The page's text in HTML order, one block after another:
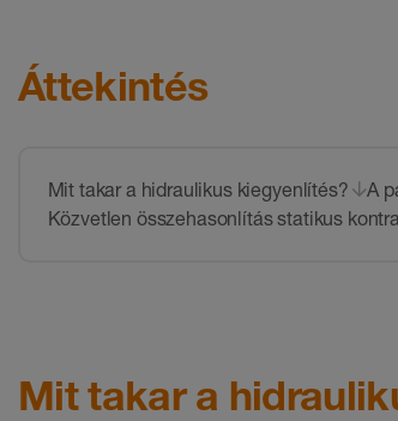
Áttekintés
Mit takar a hidraulikus kiegyenlítés? A
Közvetlen összehasonlítás statikus
Mit takar a